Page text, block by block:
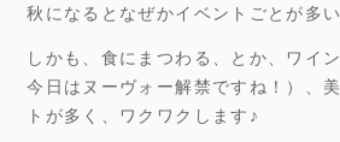
秋になるとなぜかイベントごとが多
しかも、食にまつわる、とか、ワイ
今日はヌーヴォー解禁ですね！）、
トが多く、ワクワクします♪